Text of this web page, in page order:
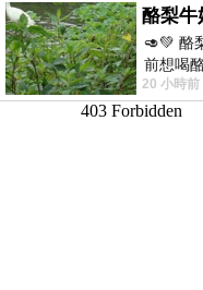
🥑💚 酪
前想喝
imami
20 小時前